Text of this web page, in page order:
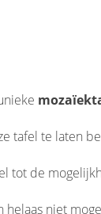
tafel te laten
tot de
helaas niet